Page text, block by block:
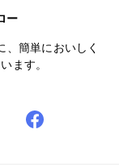
ー
、簡単においしく
ます。